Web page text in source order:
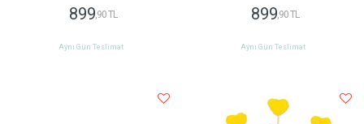
899,90 TL
Aynı Gün Teslimat
899,90 TL
Aynı Gün Teslimat